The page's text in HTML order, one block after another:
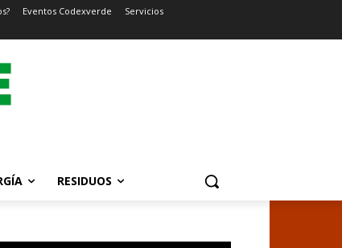
Eventos Codexverde Servicios
RESIDUOS